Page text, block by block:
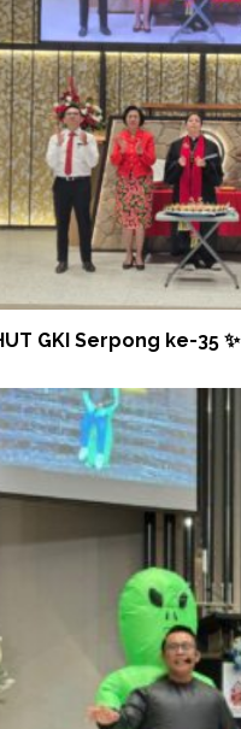
GKI Serpong ke-35 ✨